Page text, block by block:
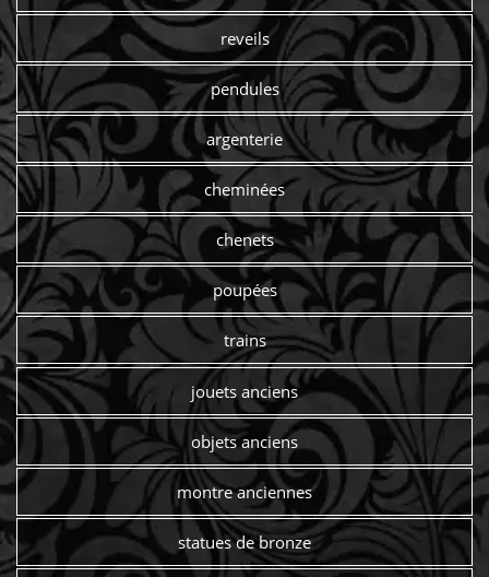
reveils
pendules
argenterie
cheminées
chenets
poupées
trains
jouets anciens
objets anciens
montre anciennes
statues de bronze